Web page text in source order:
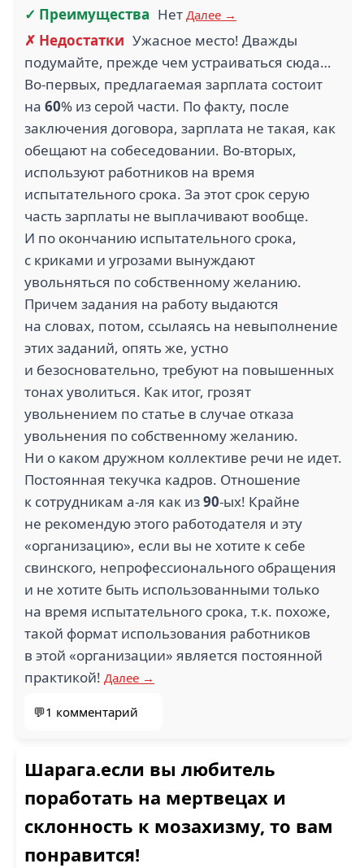
✓ Преимущества Нет Далее →
✗ Недостатки Ужасное место! Дважды
подумайте, прежде чем устраиваться сюда…
Во-первых, предлагаемая зарплата состоит
на 60% из серой части. По факту, после
заключения договора, зарплата не такая, как
обещают на собеседовании. Во-вторых,
используют работников на время
испытательного срока. За этот срок серую
часть зарплаты не выплачивают вообще.
И по окончанию испытательного срока,
с криками и угрозами вынуждают
увольняться по собственному желанию.
Причем задания на работу выдаются
на словах, потом, ссылаясь на невыполнение
этих заданий, опять же, устно
и безосновательно, требуют на повышенных
тонах уволиться. Как итог, грозят
увольнением по статье в случае отказа
увольнения по собственному желанию.
Ни о каком дружном коллективе речи не идет.
Постоянная текучка кадров. Отношение
к сотрудникам а-ля как из90-ых! Крайне
не рекомендую этого работодателя и эту
«организацию», если вы не хотите к себе
свинского, непрофессионального обращения
и не хотите быть использованными только
на время испытательного срока, т.к. похоже,
такой формат использования работников
в этой «организации» является постоянной
практикой! Далее →
💬1 комментарий
Шарага.если вы любитель
поработать на мертвецах и
склонность к мозахизму, то вам
понравится!